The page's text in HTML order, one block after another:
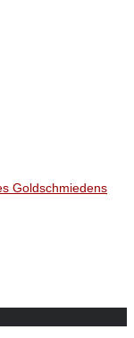
Goldschmiedens